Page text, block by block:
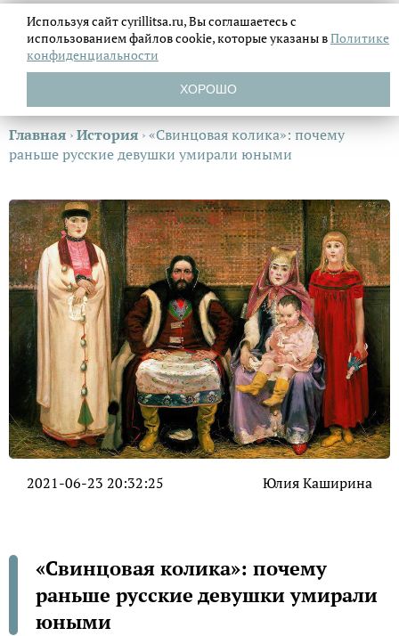
Главная ›История ›«Свинцовая колика»: почему
раньше русские девушки умирали юными
2021-06-23 20:32:25 Юлия Каширина
«Свинцовая колика»: почему
раньше русские девушки умирали
юными
Используя сайт cyrillitsa.ru, Вы соглашаетесь с
использованием файловcookie, которые указаны вПолитике
конфиденциальности
ХОРОШО